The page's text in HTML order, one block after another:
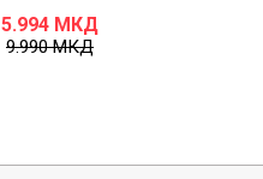
5.994 МКД
9.990МКД